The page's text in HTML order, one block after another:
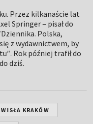
Przez kilkanaście lat
Springer – pisał do
Polska,
z wydawnictwem, by
Rok później trafił do
dziś.
KRAKÓW